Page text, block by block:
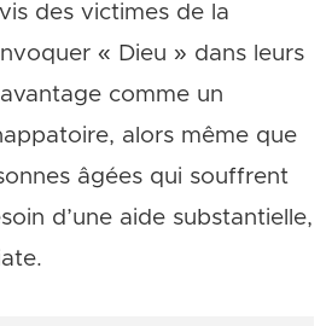
des victimes de la
« Dieu » dans leurs
comme un
alors même que
âgées qui souffrent
d’une aide substantielle,